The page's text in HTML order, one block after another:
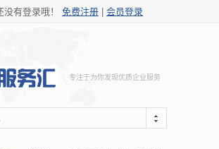
没有登录哦！ 免费注册 会员登录
专注于为你发现优质企业服务